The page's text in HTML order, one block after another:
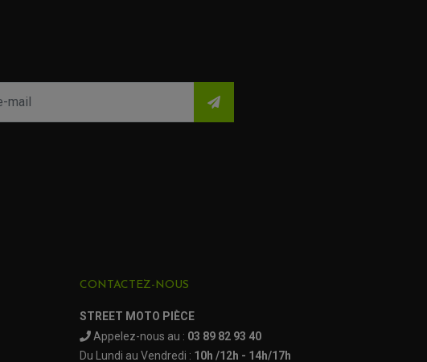
CONTACTEZ-NOUS
STREET MOTO PIÈCE
Appelez-nous au : 03 89 82 93 40
Du Lundi au Vendredi : 10h /12h - 14h/17h